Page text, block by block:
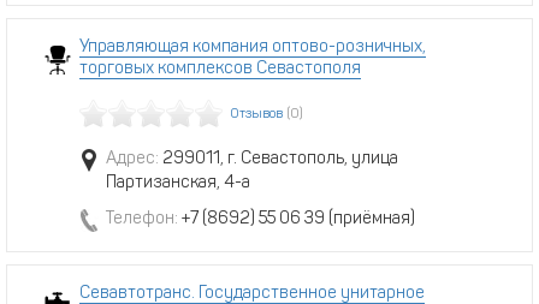
Управляющая компания оптово-розничных,
торговых комплексов Севастополя
Отзывов (0)
Адрес: 299011, г. Севастополь, улица
Партизанская, 4-а
Телефон: +7 (8692) 55 06 39 (приёмная)
Севавтотранс. Государственное унитарное